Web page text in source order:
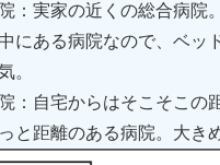
：実家の近くの総合病院
にある病院なので、ベッ
。
：自宅からはそこそこの
と距離のある病院。大き